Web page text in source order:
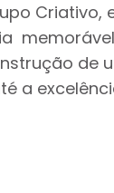
de
a